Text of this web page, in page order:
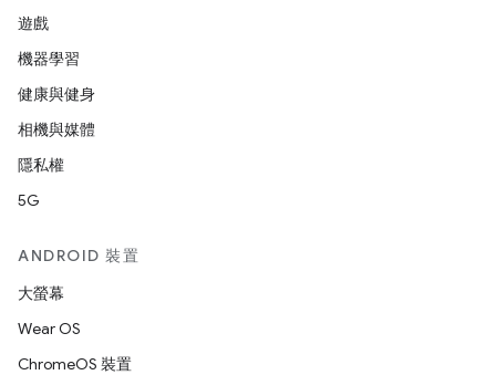
遊戲
機器學習
健康與健身
相機與媒體
隱私權
5G
ANDROID 裝置
大螢幕
Wear OS
ChromeOS 裝置